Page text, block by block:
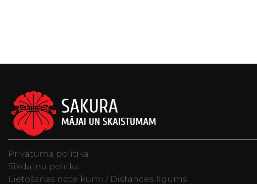
Privātuma politika
Sīkdatņu politka
Lietošanas noteikumi / Distances līgums